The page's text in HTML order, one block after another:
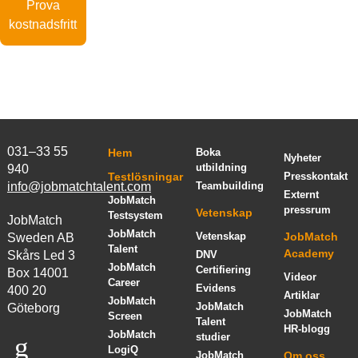
Prova
kostnadsfritt
031–33 55
940
info@jobmatchtalent.com
JobMatch
Sweden AB
Skårs Led 3
Box 14001
400 20
Göteborg
Hem
Testlösningar
JobMatch
Testsystem
JobMatch
Talent
JobMatch
Career
JobMatch
Screen
JobMatch
LogiQ
Boka
utbildning
Teambuilding
Vetenskap
Vetenskap
DNV
Certifiering
Evidens
JobMatch
Talent
studier
JobMatch
Nyheter
Presskontakt
Externt
pressrum
JobMatch
Academy
Videor
Artiklar
JobMatch
HR-blogg